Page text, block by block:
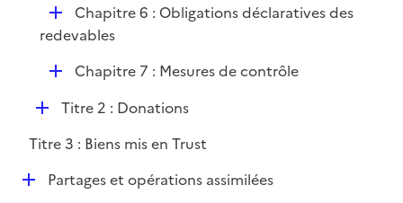
D
é
i
e
r
Chapitre 6 : Obligations déclaratives des
redevables
D
p
l
i
e
Chapitre 7 : Mesures de contrôle
D
p
l
Titre 2 : Donations
Titre 3 : Biens mis en Trust
DPartages et opérations assimilées